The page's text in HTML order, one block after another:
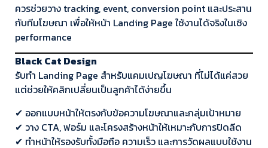
ควรช่วยวาง tracking, event, conversion point และประสาน
กับทีมโฆษณา เพื่อให้หน้า Landing Page ใช้งานได้จริงในเชิง
performance
Black Cat Design
รับทำ Landing Page สำหรับแคมเปญโฆษณา ที่ไม่ได้แค่สวย
แต่ช่วยให้คลิกเปลี่ยนเป็นลูกค้าได้ง่ายขึ้น
✔ ออกแบบหน้าให้ตรงกับข้อความโฆษณาและกลุ่มเป้าหมาย
✔ วาง CTA, ฟอร์ม และโครงสร้างหน้าให้เหมาะกับการปิดลีด
✔ ทำหน้าให้รองรับทั้งมือถือ ความเร็ว และการวัดผลแบบใช้งาน